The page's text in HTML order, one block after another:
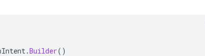
.Builder()